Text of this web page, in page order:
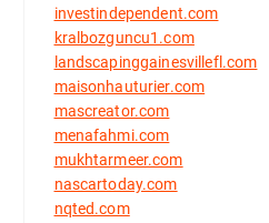
investindependent.com
kralbozguncu1.com
landscapinggainesvillefl.com
maisonhauturier.com
mascreator.com
menafahmi.com
mukhtarmeer.com
nascartoday.com
nqted.com